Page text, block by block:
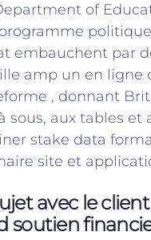
of
embauchent par
amp un en ligne
, donnant
sous, aux tables et
stake data
site et
avec le
soutien